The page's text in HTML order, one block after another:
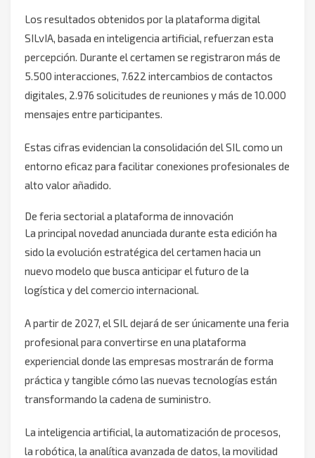
Los resultados obtenidos por la plataforma digital
SILvIA, basada en inteligencia artificial, refuerzan esta
percepción. Durante el certamen se registraron más de
5.500 interacciones, 7.622 intercambios de contactos
digitales, 2.976 solicitudes de reuniones y más de 10.000
mensajes entre participantes.
Estas cifras evidencian la consolidación del SIL como un
entorno eficaz para facilitar conexiones profesionales de
alto valor añadido.
De feria sectorial a plataforma de innovación
La principal novedad anunciada durante esta edición ha
sido la evolución estratégica del certamen hacia un
nuevo modelo que busca anticipar el futuro de la
logística y del comercio internacional.
A partir de 2027, el SIL dejará de ser únicamente una feria
profesional para convertirse en una plataforma
experiencial donde las empresas mostrarán de forma
práctica y tangible cómo las nuevas tecnologías están
transformando la cadena de suministro.
La inteligencia artificial, la automatización de procesos,
la robótica, la analítica avanzada de datos, la movilidad